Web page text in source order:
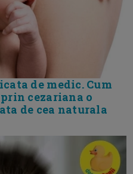
de medic. Cum
cezariana o
de cea naturala